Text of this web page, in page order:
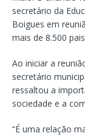
secretário da
Boigues em
mais de 8.500
Ao iniciar a
secretário
ressaltou a
sociedade e a
“É uma relação